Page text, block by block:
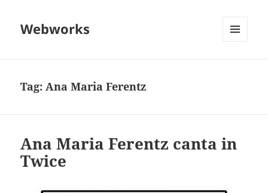
Webworks
Tag:Ana Maria Ferentz
Ana Maria Ferentz canta in
Twice